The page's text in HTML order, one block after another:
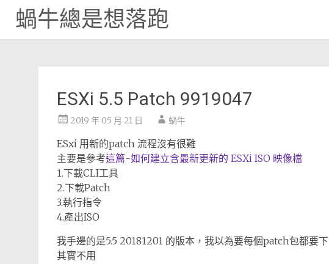
蝸牛總是想落跑
ESXi 5.5 Patch 9919047
2019 年 05 月 21 日 蝸牛
ESxi 用新的patch 流程沒有很難
主要是參考這篇-如何建立含最新更新的 ESXi ISO 映像檔
1.下載CLI工具
2.下載Patch
3.執行指令
4.產出ISO
我手邊的是5.5 20181201 的版本，我以為要每個patch包都要下
其實不用